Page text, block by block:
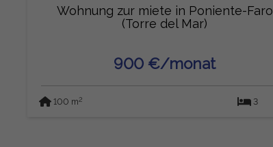
Wohnung zur miete in Poniente-Faro
(Torre del Mar)
900 €/monat
100 m2 3